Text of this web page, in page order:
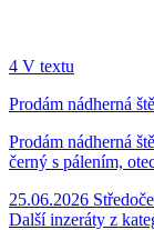
4 V textu
Prodám nádherná
Prodám nádherná
černý s pálením,
25.06.2026
Další inzeráty z